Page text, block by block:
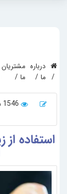
درباره
ما
مشتریان
ما
1546 مرتبه